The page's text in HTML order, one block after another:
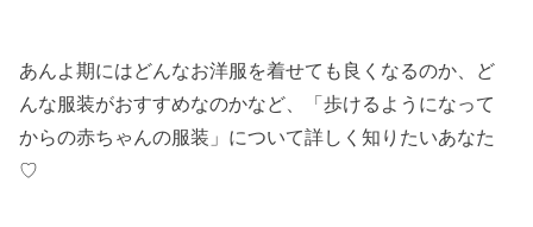
あんよ期にはどんなお洋服を着せても良くなるのか、ど
んな服装がおすすめなのかなど、「歩けるようになって
からの赤ちゃんの服装」について詳しく知りたいあなた
♡